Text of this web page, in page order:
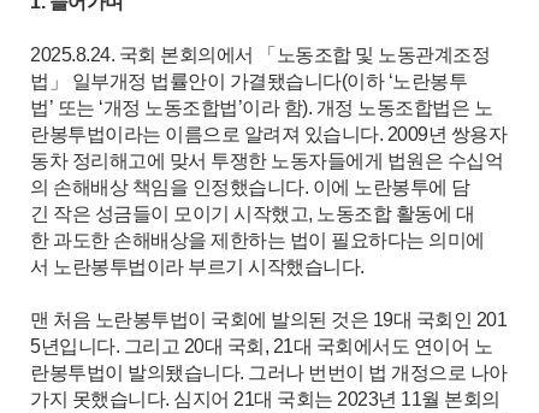
2025.8.24. 국회 본회의에서 「노동조합 및 노동관계조정
법」 일부개정 법률안이 가결됐습니다(이하 ‘노란봉투
법’ 또는 ‘개정 노동조합법’이라 함). 개정 노동조합법은 노
란봉투법이라는 이름으로 알려져 있습니다. 2009년 쌍용자
동차 정리해고에 맞서 투쟁한 노동자들에게 법원은 수십억
의 손해배상 책임을 인정했습니다. 이에 노란봉투에 담
긴 작은 성금들이 모이기 시작했고, 노동조합 활동에 대
한 과도한 손해배상을 제한하는 법이 필요하다는 의미에
서 노란봉투법이라 부르기 시작했습니다.
맨 처음 노란봉투법이 국회에 발의된 것은 19대 국회인 201
5년입니다. 그리고 20대 국회, 21대 국회에서도 연이어 노
란봉투법이 발의됐습니다. 그러나 번번이 법 개정으로 나아
가지 못했습니다. 심지어 21대 국회는 2023년 11월 본회의